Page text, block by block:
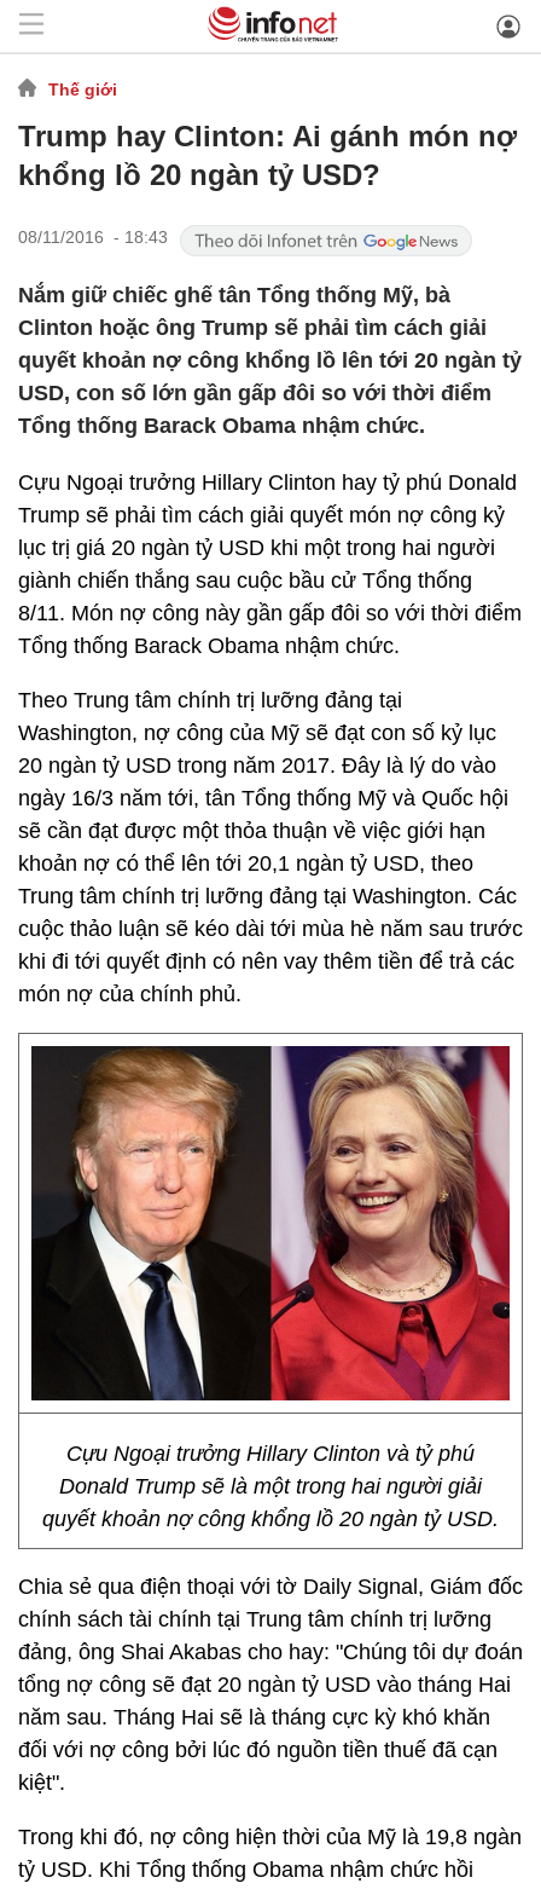
Thế giới
Trump hay Clinton: Ai gánh món nợ
khổng lồ 20 ngàn tỷ USD?
08/11/2016 - 18:43
Nắm giữ chiếc ghế tân Tổng thống Mỹ, bà
Clinton hoặc ông Trump sẽ phải tìm cách giải
quyết khoản nợ công khổng lồ lên tới 20 ngàn tỷ
USD, con số lớn gần gấp đôi so với thời điểm
Tổng thống Barack Obama nhậm chức.
Cựu Ngoại trưởng Hillary Clinton hay tỷ phú Donald
Trump sẽ phải tìm cách giải quyết món nợ công kỷ
lục trị giá 20 ngàn tỷ USD khi một trong hai người
giành chiến thắng sau cuộc bầu cử Tổng thống
8/11. Món nợ công này gần gấp đôi so với thời điểm
Tổng thống Barack Obama nhậm chức.
Theo Trung tâm chính trị lưỡng đảng tại
Washington, nợ công của Mỹ sẽ đạt con số kỷ lục
20 ngàn tỷ USD trong năm 2017. Đây là lý do vào
ngày 16/3 năm tới, tân Tổng thống Mỹ và Quốc hội
sẽ cần đạt được một thỏa thuận về việc giới hạn
khoản nợ có thể lên tới 20,1 ngàn tỷ USD, theo
Trung tâm chính trị lưỡng đảng tại Washington. Các
cuộc thảo luận sẽ kéo dài tới mùa hè năm sau trước
khi đi tới quyết định có nên vay thêm tiền để trả các
món nợ của chính phủ.
Cựu Ngoại trưởng Hillary Clinton và tỷ phú
Donald Trump sẽ là một trong hai người giải
quyết khoản nợ công khổng lồ 20 ngàn tỷ USD.
Chia sẻ qua điện thoại với tờ Daily Signal, Giám đốc
chính sách tài chính tại Trung tâm chính trị lưỡng
đảng, ông Shai Akabas cho hay: "Chúng tôi dự đoán
tổng nợ công sẽ đạt 20 ngàn tỷ USD vào tháng Hai
năm sau. Tháng Hai sẽ là tháng cực kỳ khó khăn
đối với nợ công bởi lúc đó nguồn tiền thuế đã cạn
kiệt".
Trong khi đó, nợ công hiện thời của Mỹ là 19,8 ngàn
tỷ USD. Khi Tổng thống Obama nhậm chức hồi